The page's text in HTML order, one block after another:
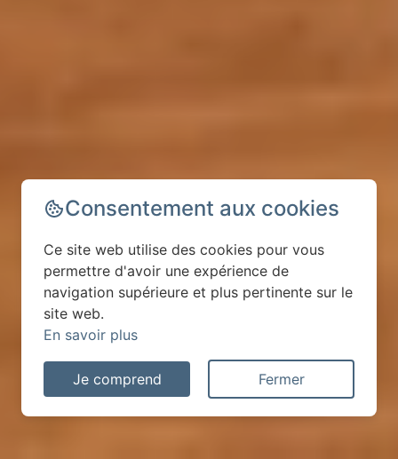
Consentement aux cookies
Ce site web utilise des cookies pour vous
permettre d'avoir une expérience de
navigation supérieure et plus pertinente sur le
site web.
En savoir plus
Je comprend Fermer